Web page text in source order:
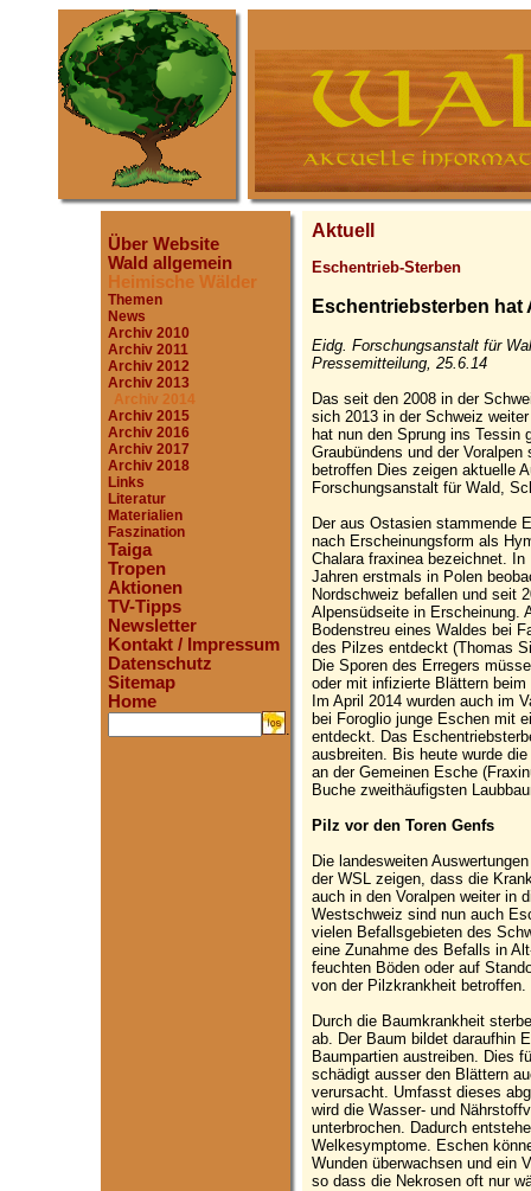
Über Website
Wald allgemein
Heimische Wälder
Themen
News
Archiv 2010
Archiv 2011
Archiv 2012
Archiv 2013
Archiv 2014
Archiv 2015
Archiv 2016
Archiv 2017
Archiv 2018
Links
Literatur
Materialien
Faszination
Taiga
Tropen
Aktionen
TV-Tipps
Newsletter
Kontakt / Impressum
Datenschutz
Sitemap
Home
.
Aktuell
Eschentrieb-Sterben
Eschentriebsterben
Eidg. Forschungsanstalt für
Pressemitteilung, 25.6.14
Das seit den 2008 in der
sich 2013 in der Schweiz
hat nun den Sprung ins Tessin
Graubündens und der
betroffen Dies zeigen aktuelle
Forschungsanstalt für Wald,
Der aus Ostasien stammende
nach Erscheinungsform als
Chalara fraxinea bezeichnet.
Jahren erstmals in Polen
Nordschweiz befallen und seit
Alpensüdseite in Erscheinung.
Bodenstreu eines Waldes bei
des Pilzes entdeckt (Thomas
Die Sporen des Erregers
oder mit infizierte Blättern
Im April 2014 wurden auch im
bei Foroglio junge Eschen mit
entdeckt. Das
ausbreiten. Bis heute wurde
an der Gemeinen Esche
Buche zweithäufigsten
Pilz vor den Toren Genfs
Die landesweiten
der WSL zeigen, dass die
auch in den Voralpen weiter in
Westschweiz sind nun auch
vielen Befallsgebieten des
eine Zunahme des Befalls in
feuchten Böden oder auf
von der Pilzkrankheit betroffen.
Durch die Baumkrankheit
ab. Der Baum bildet daraufhin
Baumpartien austreiben. Dies
schädigt ausser den Blättern
verursacht. Umfasst dieses
wird die Wasser- und
unterbrochen. Dadurch
Welkesymptome. Eschen
Wunden überwachsen und ein
so dass die Nekrosen oft nur